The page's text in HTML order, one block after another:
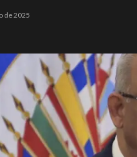
de 2025